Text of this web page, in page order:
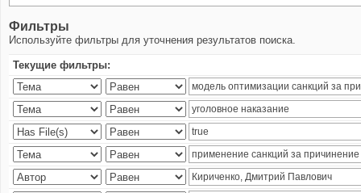
Фильтры
Используйте фильтры для уточнения результатов поиска.
Текущие фильтры: